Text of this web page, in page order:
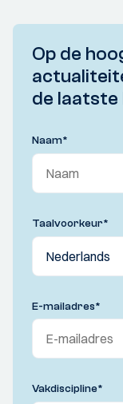
Op de
de laatste
Naam*
Taalvoorkeur*
E-mailadres*
Vakdiscipline*